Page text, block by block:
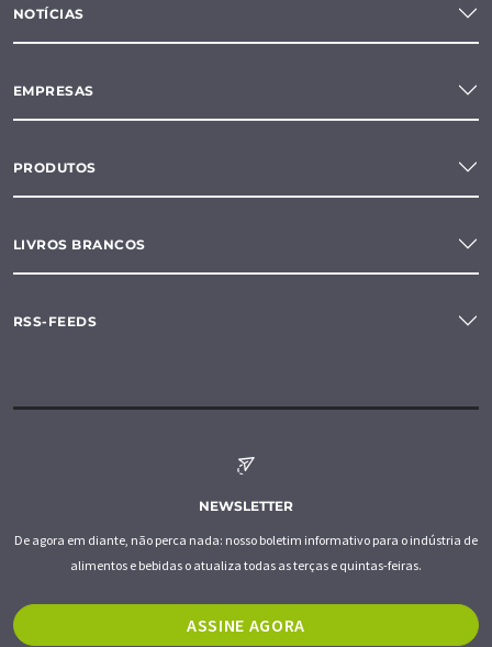
NOTÍCIAS
EMPRESAS
PRODUTOS
LIVROS BRANCOS
RSS-FEEDS
NEWSLETTER
De agora em diante, não perca nada: nosso boletim informativo para o indústria de
alimentos e bebidas o atualiza todas as terças e quintas-feiras.
ASSINE AGORA